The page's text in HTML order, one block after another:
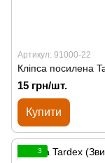
Артикул: 91000-22
Кліпса посилена
15 грн/шт.
Купити
3